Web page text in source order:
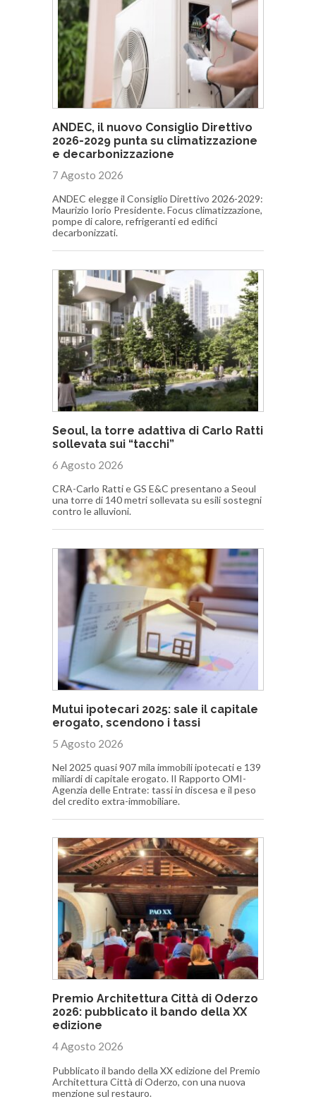
ANDEC, il nuovo Consiglio Direttivo
2026-2029 punta su climatizzazione
e decarbonizzazione
7 Agosto 2026
ANDEC elegge il Consiglio Direttivo 2026-2029:
Maurizio Iorio Presidente. Focus climatizzazione,
pompe di calore, refrigeranti ed edifici
decarbonizzati.
Seoul, la torre adattiva di Carlo Ratti
sollevata sui “tacchi”
6 Agosto 2026
CRA-Carlo Ratti e GS E&C presentano a Seoul
una torre di 140 metri sollevata su esili sostegni
contro le alluvioni.
Mutui ipotecari 2025: sale il capitale
erogato, scendono i tassi
5 Agosto 2026
Nel 2025 quasi 907 mila immobili ipotecati e 139
miliardi di capitale erogato. Il Rapporto OMI-
Agenzia delle Entrate: tassi in discesa e il peso
del credito extra-immobiliare.
Premio Architettura Città di Oderzo
2026: pubblicato il bando della XX
edizione
4 Agosto 2026
Pubblicato il bando della XX edizione del Premio
Architettura Città di Oderzo, con una nuova
menzione sul restauro.